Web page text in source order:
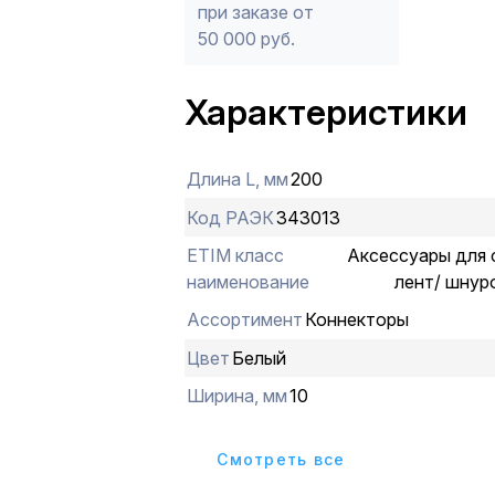
при заказе от
50 000 руб.
Характеристики
Длина L, мм200
Код РАЭК343013
ETIM класс
наименование
Аксессуары для
лент/
Ассортимент Коннекторы
Цвет Белый
Ширина, мм10
Cмотреть все